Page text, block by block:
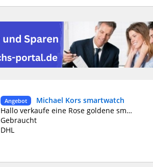
Angebot
Michael Kors smartwatch
Hallo verkaufe eine Rose goldene smartwatch mit Android
Gebraucht
DHL